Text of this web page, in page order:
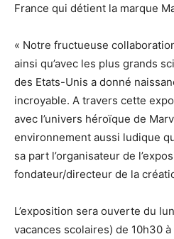
France qui détient la marque
« Notre fructueuse
ainsi qu’avec les plus grands
des Etats-Unis a donné
incroyable. A travers cette
avec l’univers héroïque de
environnement aussi ludique
sa part l’organisateur de
fondateur/directeur de la
L’exposition sera ouverte du
vacances scolaires) de 10h30